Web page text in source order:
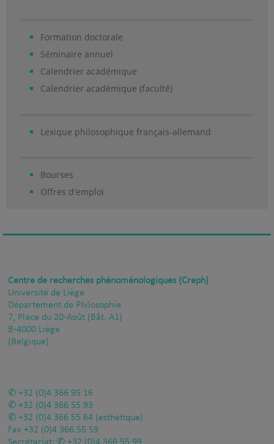
Formation doctorale
Séminaire annuel
Calendrier académique
Calendrier académique (faculté)
Lexique philosophique français-allemand
Bourses
Offres d'emploi
Centre de recherches phénoménologiques (Creph)
Université de Liège
Département de Philosophie
7, Place du 20-Août (Bât. A1)
B-4000 Liège
(Belgique)
+32 (0)4 366 95 16
+32 (0)4 366 55 93
+32 (0)4 366 55 64 (esthétique)
Fax +32 (0)4 366 55 59